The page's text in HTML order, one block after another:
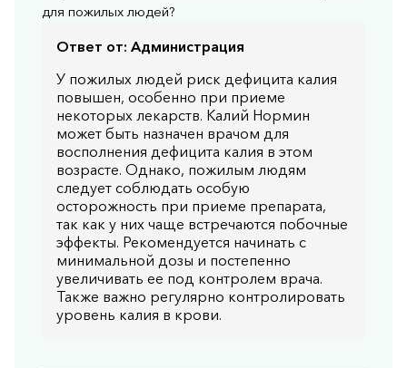
для пожилых людей?
Ответ от: Администрация
У пожилых людей риск дефицита калия
повышен, особенно при приеме
некоторых лекарств. Калий Нормин
может быть назначен врачом для
восполнения дефицита калия в этом
возрасте. Однако, пожилым людям
следует соблюдать особую
осторожность при приеме препарата,
так как у них чаще встречаются побочные
эффекты. Рекомендуется начинать с
минимальной дозы и постепенно
увеличивать ее под контролем врача.
Также важно регулярно контролировать
уровень калия в крови.